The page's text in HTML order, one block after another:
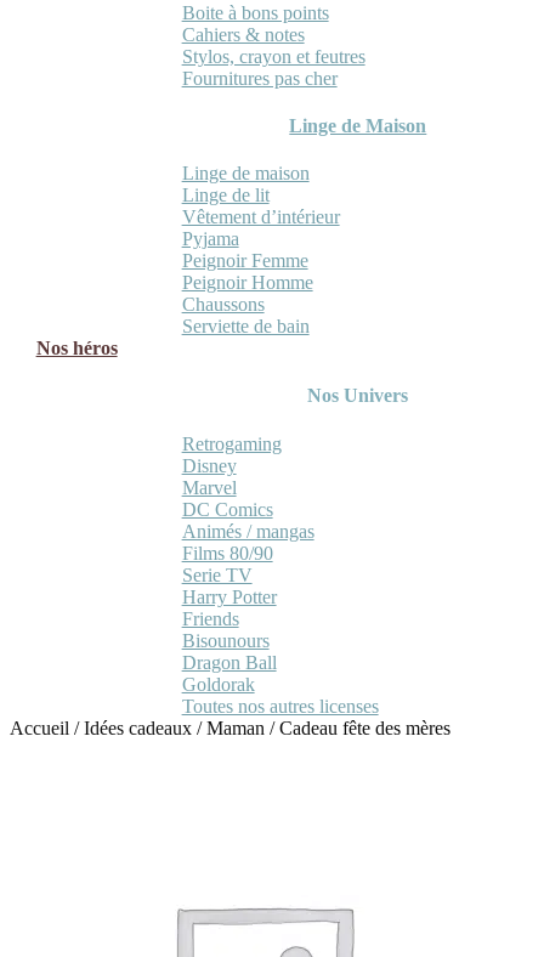
Boite à bons points
Cahiers & notes
Stylos, crayon et feutres
Fournitures pas cher
Linge de Maison
Linge de maison
Linge de lit
Vêtement d’intérieur
Pyjama
Peignoir Femme
Peignoir Homme
Chaussons
Serviette de bain
Nos héros
Nos Univers
Retrogaming
Disney
Marvel
DC Comics
Animés / mangas
Films 80/90
Serie TV
Harry Potter
Friends
Bisounours
Dragon Ball
Goldorak
Toutes nos autres licenses
Accueil /Idées cadeaux /Maman /Cadeau fête des mères